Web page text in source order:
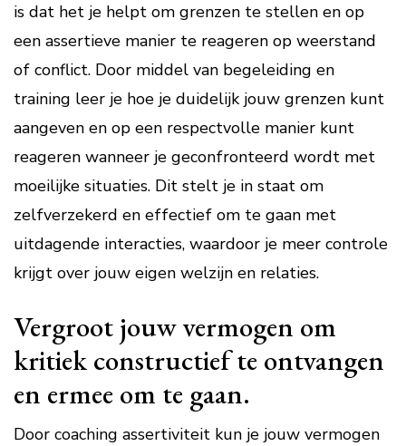
is dat het je helpt om grenzen te stellen en op
een assertieve manier te reageren op weerstand
of conflict. Door middel van begeleiding en
training leer je hoe je duidelijk jouw grenzen kunt
aangeven en op een respectvolle manier kunt
reageren wanneer je geconfronteerd wordt met
moeilijke situaties. Dit stelt je in staat om
zelfverzekerd en effectief om te gaan met
uitdagende interacties, waardoor je meer controle
krijgt over jouw eigen welzijn en relaties.
Vergroot jouw vermogen om
kritiek constructief te ontvangen
en ermee om te gaan.
Door coaching assertiviteit kun je jouw vermogen